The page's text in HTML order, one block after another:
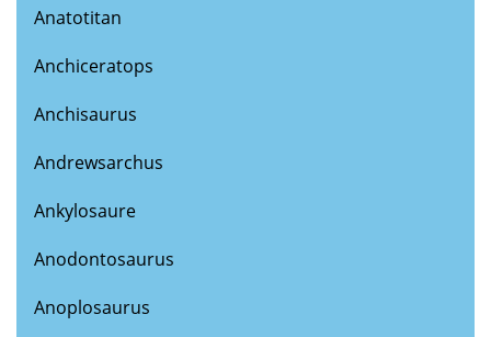
Anatotitan
Anchiceratops
Anchisaurus
Andrewsarchus
Ankylosaure
Anodontosaurus
Anoplosaurus